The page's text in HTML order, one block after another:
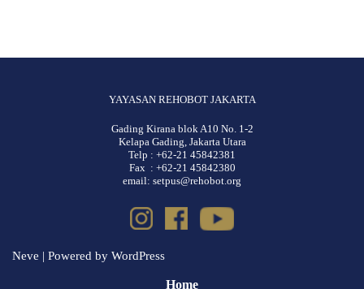
YAYASAN REHOBOT JAKARTA
Gading Kirana blok A10 No. 1-2
Kelapa Gading, Jakarta Utara
Telp : +62-21 45842381
Fax : +62-21 45842380
email: setpus@rehobot.org
Neve | Powered by WordPress
Home